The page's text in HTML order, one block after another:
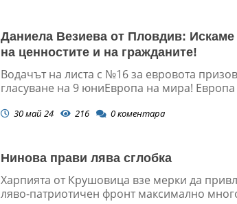
Даниела Везиева от Пловдив:
на ценностите и на гражданите!
Водачът на листа с №16 за евровота
гласуване на 9 юниЕвропа на мира! Европа
30 май 24 216 0коментара
Нинова прави лява сглобка
Харпията от Крушовица взе мерки да
ляво-патриотичен фронт максимално